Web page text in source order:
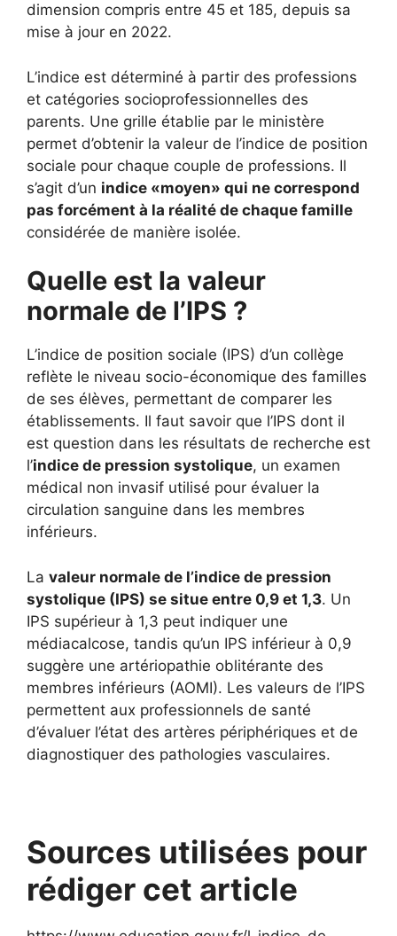
dimension compris entre 45 et 185, depuis sa
mise à jour en 2022.
L’indice est déterminé à partir des professions
et catégories socioprofessionnelles des
parents. Une grille établie par le ministère
permet d’obtenir la valeur de l’indice de position
sociale pour chaque couple de professions. Il
s’agit d’un indice «moyen» qui ne correspond
pas forcément à la réalité de chaque famille
considérée de manière isolée.
Quelle est la valeur
normale de l’IPS ?
L’indice de position sociale (IPS) d’un collège
reflète le niveau socio-économique des familles
de ses élèves, permettant de comparer les
établissements. Il faut savoir que l’IPS dont il
est question dans les résultats de recherche est
l’indice de pression systolique, un examen
médical non invasif utilisé pour évaluer la
circulation sanguine dans les membres
inférieurs.
La valeur normale de l’indice de pression
systolique (IPS) se situe entre 0,9 et 1,3. Un
IPS supérieur à 1,3 peut indiquer une
médiacalcose, tandis qu’un IPS inférieur à 0,9
suggère une artériopathie oblitérante des
membres inférieurs (AOMI). Les valeurs de l’IPS
permettent aux professionnels de santé
d’évaluer l’état des artères périphériques et de
diagnostiquer des pathologies vasculaires.
Sources utilisées pour
rédiger cet article